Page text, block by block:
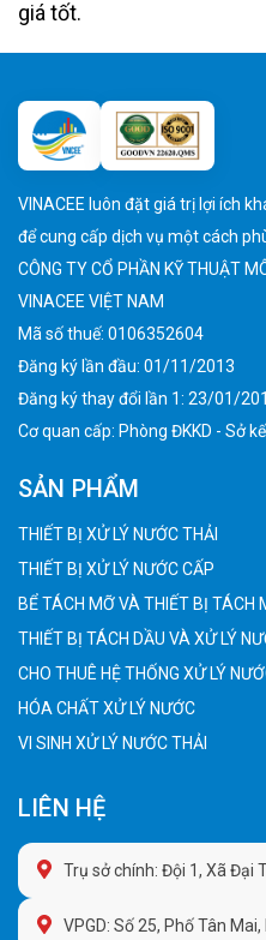
giá tốt.
VINACEE luôn đặt giá trị lợi ích
để cung cấp dịch vụ một cách
CÔNG TY CỔ PHẦN KỸ THUẬT
VINACEE VIỆT NAM
Mã số thuế: 0106352604
Đăng ký lần đầu: 01/11/2013
Đăng ký thay đổi lần 1: 23/01/
Cơ quan cấp: Phòng ĐKKD - Sở
SẢN PHẨM
THIẾT BỊ XỬ LÝ NƯỚC THẢI
THIẾT BỊ XỬ LÝ NƯỚC CẤP
BỂ TÁCH MỠ VÀ THIẾT BỊ TÁCH
THIẾT BỊ TÁCH DẦU VÀ XỬ LÝ
CHO THUÊ HỆ THỐNG XỬ LÝ
HÓA CHẤT XỬ LÝ NƯỚC
VI SINH XỬ LÝ NƯỚC THẢI
LIÊN HỆ
Trụ sở chính: Đội 1, Xã Đại
VPGD: Số 25, Phố Tân Mai,